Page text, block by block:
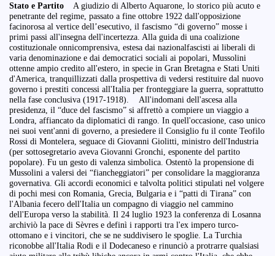
Stato e Partito A giudizio di Alberto Aquarone, lo storico più acuto e
penetrante del regime, passato a fine ottobre 1922 dall'opposizione
facinorosa al vertice dell’esecutivo, il fascismo “di governo” mosse i
primi passi all'insegna dell'incertezza. Alla guida di una coalizione
costituzionale onnicomprensiva, estesa dai nazionalfascisti ai liberali di
varia denominazione e dai democratici sociali ai popolari, Mussolini
ottenne ampio credito all'estero, in specie in Gran Bretagna e Stati Uniti
d'America, tranquillizzati dalla prospettiva di vedersi restituire dal nuovo
governo i prestiti concessi all'Italia per fronteggiare la guerra, soprattutto
nella fase conclusiva (1917-1918). All'indomani dell'ascesa alla
presidenza, il “duce del fascismo” si affrettò a compiere un viaggio a
Londra, affiancato da diplomatici di rango. In quell'occasione, caso unico
nei suoi vent'anni di governo, a presiedere il Consiglio fu il conte Teofilo
Rossi di Montelera, seguace di Giovanni Giolitti, ministro dell'Industria
(per sottosegretario aveva Giovanni Gronchi, esponente del partito
popolare). Fu un gesto di valenza simbolica. Ostentò la propensione di
Mussolini a valersi dei “fiancheggiatori” per consolidare la maggioranza
governativa. Gli accordi economici e talvolta politici stipulati nel volgere
di pochi mesi con Romania, Grecia, Bulgaria e i “patti di Tirana” con
l'Albania fecero dell'Italia un compagno di viaggio nel cammino
dell'Europa verso la stabilità. Il 24 luglio 1923 la conferenza di Losanna
archiviò la pace di Sèvres e definì i rapporti tra l'ex impero turco-
ottomano e i vincitori, che se ne suddivisero le spoglie. La Turchia
riconobbe all'Italia Rodi e il Dodecaneso e rinunciò a protrarre qualsiasi